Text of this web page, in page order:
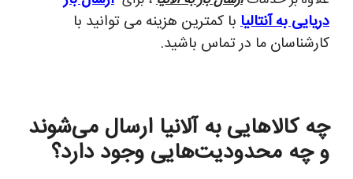
دریایی به آنتالیا با کمترین هزینه می توانید با
کارشناسان ما در تماس باشید.
چه کالاهایی به آلانیا ارسال می‌شوند
و چه محدودیت‌هایی وجود دارد؟